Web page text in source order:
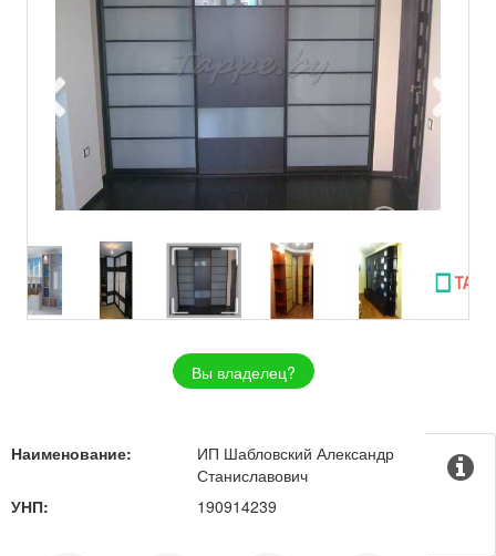
Вы владелец?
Наименование:
ИП Шабловский Александр
Станиславович
УНП:
190914239